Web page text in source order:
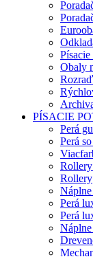
Obaly
PÍSACIE
Perá
Perá
Rollery
Perá
Perá